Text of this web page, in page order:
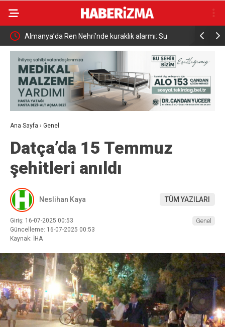
Su Uludağ’da çıkan orman yangını söndürüldü
Ana Sayfa › Genel
Datça’da 15 Temmuz
şehitleri anıldı
Neslihan Kaya TÜM YAZILARI
Giriş: 16-07-2025 00:53
Güncelleme: 16-07-2025 00:53
Kaynak: İHA
Genel